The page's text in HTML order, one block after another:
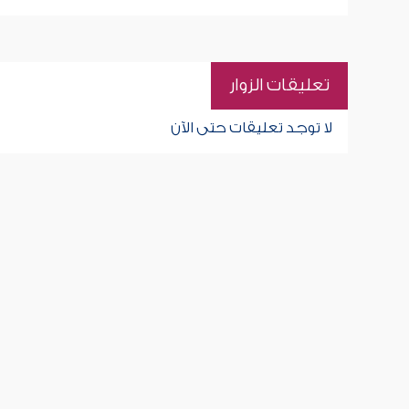
تعليقات الزوار
لا توجد تعليقات حتى الآن